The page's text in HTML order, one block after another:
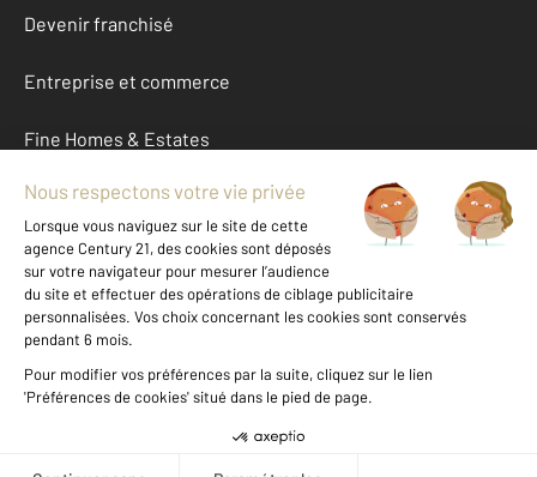
Devenir franchisé
Entreprise et commerce
Fine Homes & Estates
À propos
International
Nous contacter
Données personnelles